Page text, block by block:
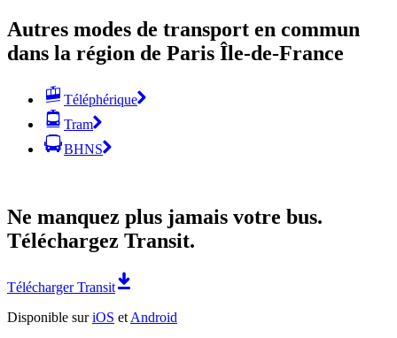
Autres modes de transport en commun
dans la région de Paris Île-de-France
Téléphérique
Tram
BHNS
Ne manquez plus jamais votre bus.
Téléchargez Transit.
Télécharger Transit
Disponible suriOS et Android